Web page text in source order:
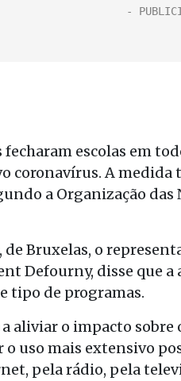
fecharam escolas em
coronavírus. A medida
a Organização das
de Bruxelas, o
Defourny, disse que
tipo de programas.
a aliviar o impacto
o uso mais extensivo
pela rádio, pela